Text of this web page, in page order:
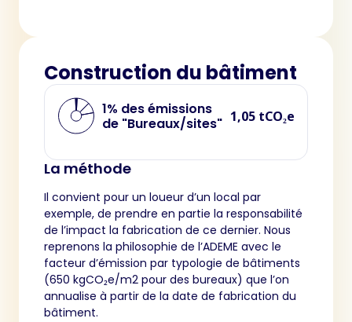
Construction du bâtiment
1% des émissions
de "Bureaux/sites" 1,05 tCO₂e
La méthode
Il convient pour un loueur d’un local par
exemple, de prendre en partie la responsabilité
de l’impact la fabrication de ce dernier. Nous
reprenons la philosophie de l’ADEME avec le
facteur d’émission par typologie de bâtiments
(650 kgCO₂e/m2 pour des bureaux) que l’on
annualise à partir de la date de fabrication du
bâtiment.